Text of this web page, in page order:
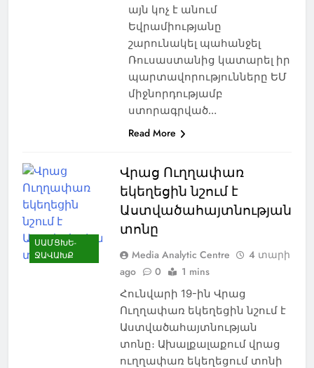
այն կոչ է անում
Եվրամիությանը
շարունակել պահանջել
Ռուսաստանից կատարել իր
պարտավորությունները ԵՄ
միջնորդությամբ
ստորագրված…
Read More
ՍԱՄՑԽԵ-
ՋԱՎԱԽՔ
Վրաց Ուղղափառ
եկեղեցին նշում է
Աստվածահայտնության
տոնը
Media Analytic Centre
4 տարի
ago
0 1 mins
Հունվարի 19-ին Վրաց
Ուղղափառ եկեղեցին նշում է
Աստվածահայտնության
տոնը։ Ախալքալաքում վրաց
ուղղափառ եկեղեցում տոնի
ԱԲԱՍԹՈՒՄԱՆ
ԱԴՐԲԵՋԱՆ
ԱՌՈՂՋԱՊԱՀՈՒԹՅՈՒՆ